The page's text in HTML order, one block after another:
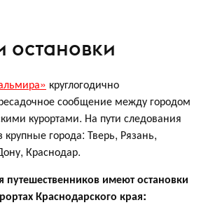
круглогодично
сообщение между городом
курортами. На пути следования
крупные города: Тверь, Рязань,
Краснодар.
путешественников имеют остановки
Краснодарского края: